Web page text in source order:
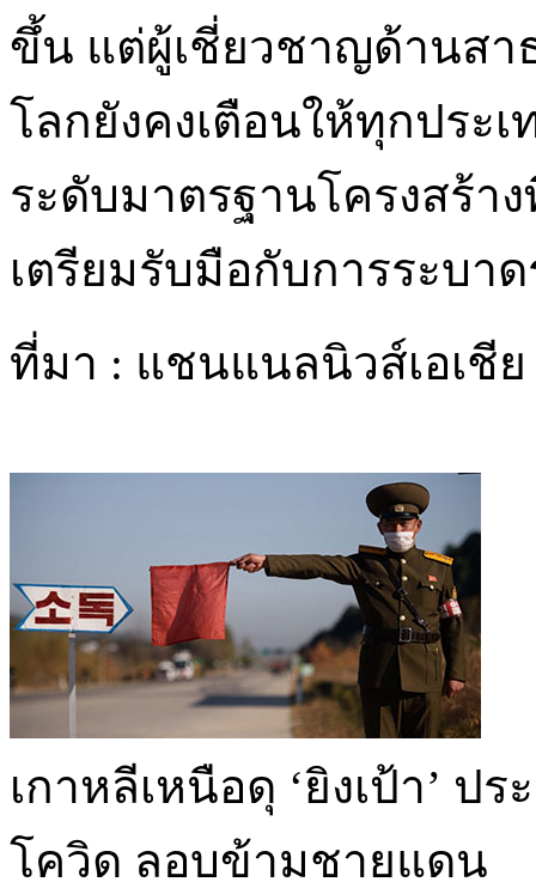
ขึ้น แต่ผู้เชี่ยวชาญด้านส
โลกยังคงเตือนให้ทุกประ
ระดับมาตรฐานโครงสร้า
เตรียมรับมือกับการระบา
ที่มา : แชนแนลนิวส์เอเชีย
เกาหลีเหนือดุ ‘ยิงเป้า’
โควิด ลอบข้ามชายแดน